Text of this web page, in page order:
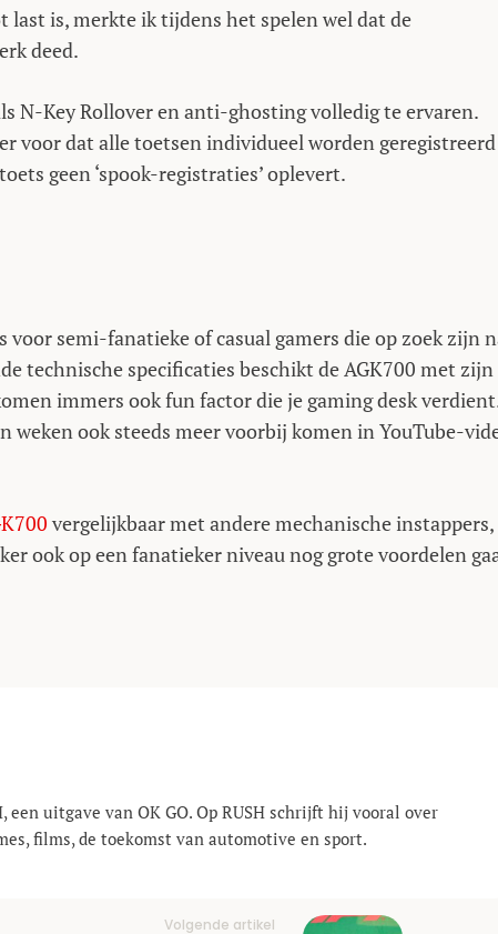
is, merkte ik tijdens het spelen wel dat de
deed.
N-Key Rollover en anti-ghosting volledig te ervaren.
voor dat alle toetsen individueel worden
geen ‘spook-registraties’ oplevert.
voor semi-fanatieke of casual gamers die op zoek zijn
technische specificaties beschikt de AGK700 met zijn
immers ook fun factor die je gaming desk
weken ook steeds meer voorbij komen in YouTube-
vergelijkbaar met andere mechanische instappers,
ook op een fanatieker niveau nog grote voordelen
een uitgave van OK GO. Op RUSH schrijft hij vooral over
films, de toekomst van automotive en sport.
Volgende artikel